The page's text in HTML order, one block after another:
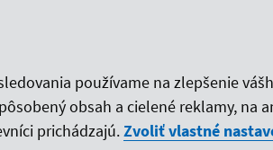
používame na zlepšenie
obsah a cielené reklamy, na
prichádzajú.Zvoliť vlastné